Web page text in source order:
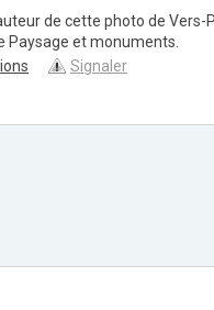
de cette photo de Vers-
Paysage et monuments.
Signaler